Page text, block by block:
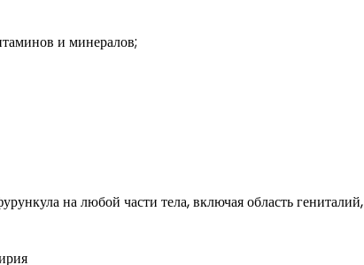
и минералов;
на любой части тела, включая область гениталий,